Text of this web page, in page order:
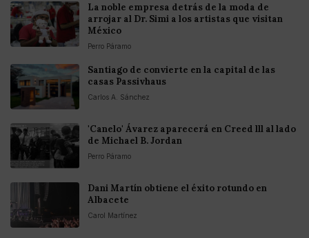
La noble empresa detrás de la moda de
arrojar al Dr. Simi a los artistas que visitan
México
Perro Páramo
Santiago de convierte en la capital de las
casas Passivhaus
Carlos A. Sánchez
'Canelo' Ávarez aparecerá en Creed lll al lado
de Michael B. Jordan
Perro Páramo
Dani Martín obtiene el éxito rotundo en
Albacete
Carol Martínez